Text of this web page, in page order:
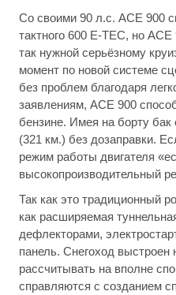
Со своими 90 л.с. ACE 900
тактного 600 E-TEC, но
так нужной серьёзному
момент по новой системе
без проблем благодаря
заявлениям, ACE 900
бензине. Имея на борту
(321 км.) без дозаправки.
режим работы двигателя
высокопроизводительный
Так как это традиционный
как расширяемая
дефлекторами,
панель. Снегоход
рассчитывать на вполне
справляются с созданием